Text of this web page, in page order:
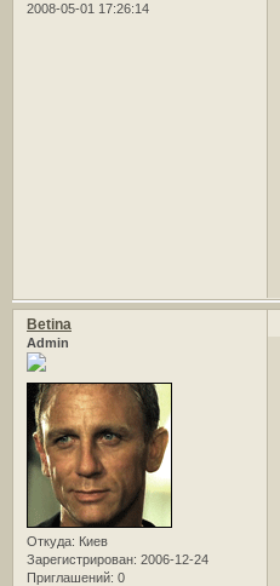
2008-05-01 17:26:14
Betina
Admin
Откуда: Киев
Зарегистрирован: 2006-12-24
Приглашений: 0